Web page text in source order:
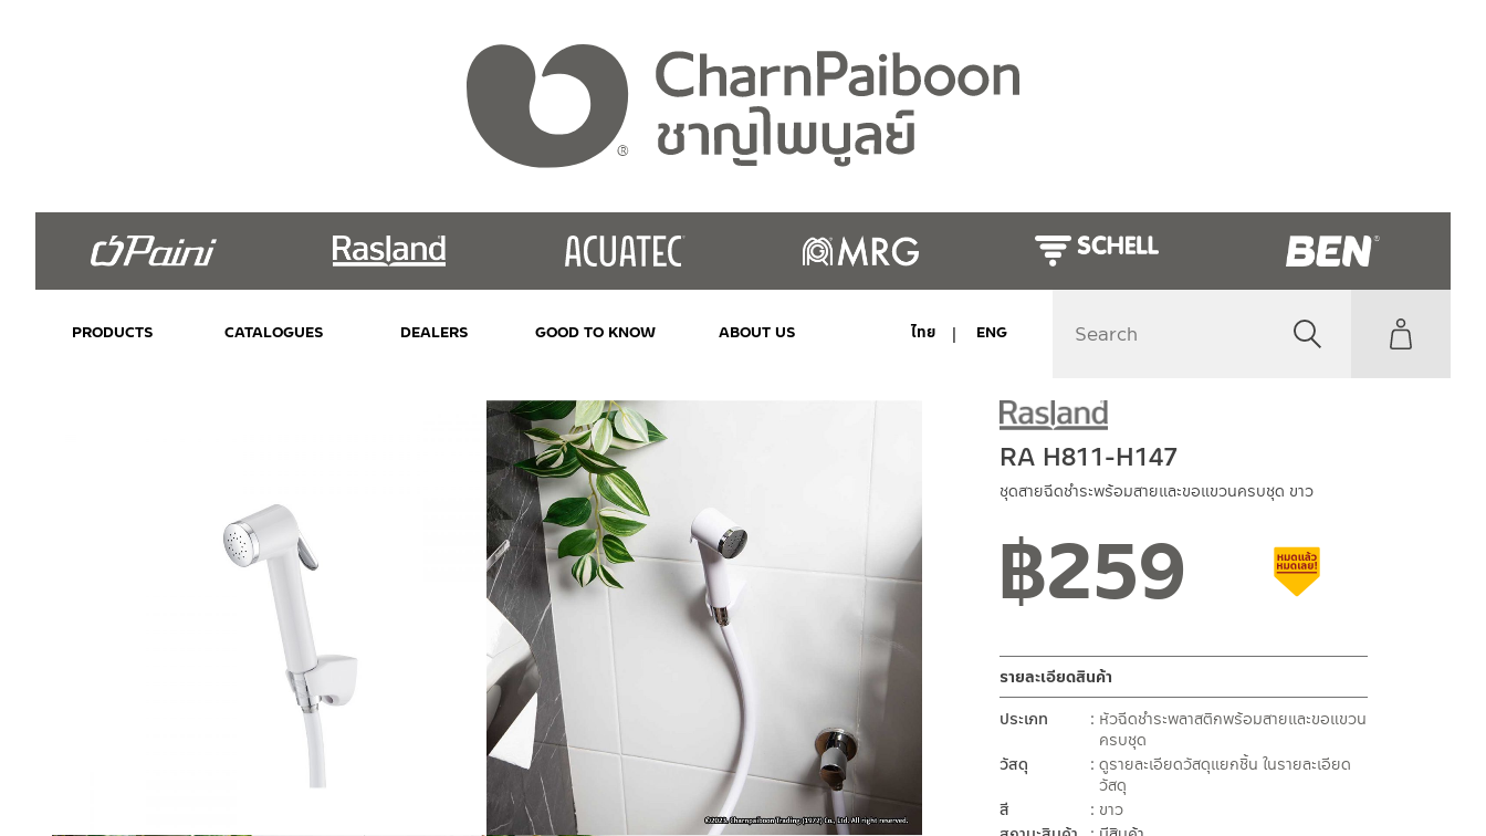
PRODUCTS CATALOGUES DEALERS GOOD TO KNOW ABOUT US ไทย ENG
RA H811-H147
ชุดสายฉีดชำระพร้อมสายและขอแขวนครบชุด ขาว
฿259 สถานะสินค้าขายปกติ
รายละเอียดสินค้า
ประเภท
หัวฉีดชำระพลาสติกพร้อมสายและขอแขวน
ครบชุด
วัสดุ
ดูรายละเอียดวัสดุแยกชิ้น ในรายละเอียด
วัสดุ
สี
ขาว